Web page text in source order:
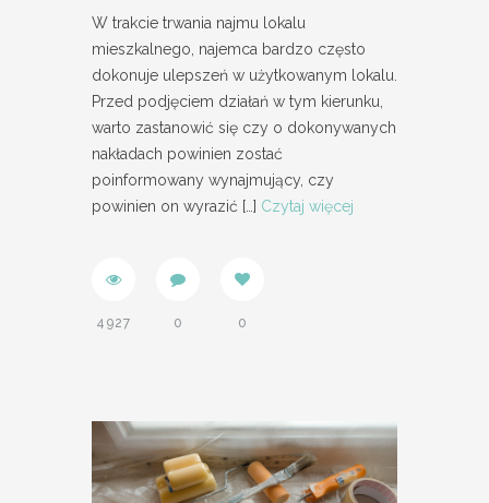
W trakcie trwania najmu lokalu
mieszkalnego, najemca bardzo często
dokonuje ulepszeń w użytkowanym lokalu.
Przed podjęciem działań w tym kierunku,
warto zastanowić się czy o dokonywanych
nakładach powinien zostać
poinformowany wynajmujący, czy
powinien on wyrazić […] Czytaj więcej
4927 0 0